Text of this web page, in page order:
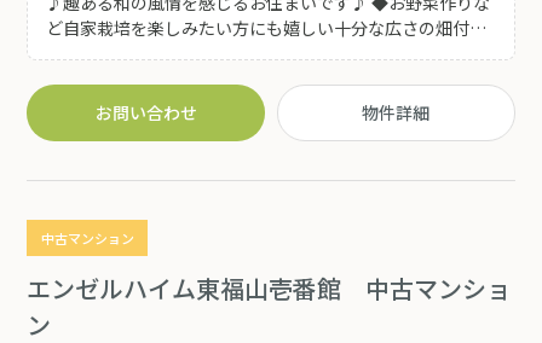
ど自家栽培を楽しみたい方にも嬉しい十分な広さの畑付♪
離もございますのでプライバシーを大切にしたい方にも安
心(^^)自然に囲まれた静かな環境でゆったりとお過ごしい
お問い合わせ 物件詳細
中古マンション
エンゼルハイム東福山壱番館 中古マンショ
ン